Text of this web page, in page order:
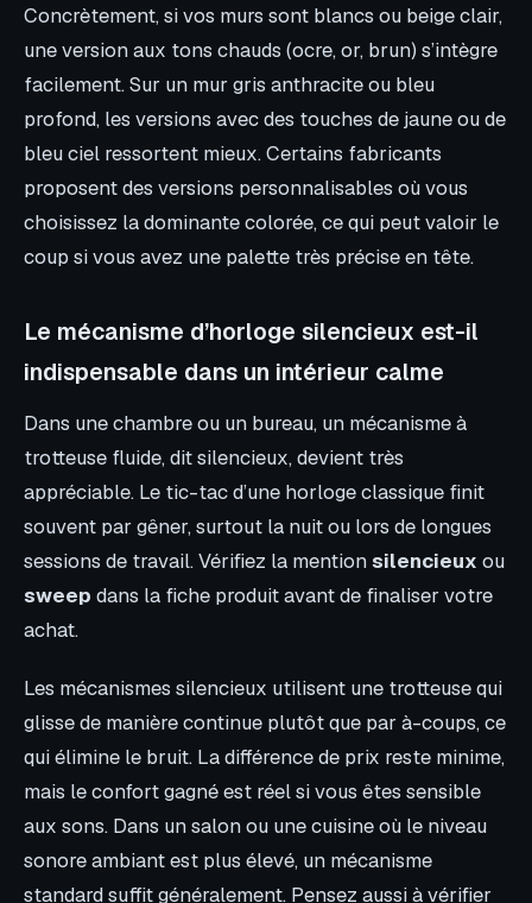
Concrètement, si vos murs sont blancs ou beige clair,
une version aux tons chauds (ocre, or, brun) s’intègre
facilement. Sur un mur gris anthracite ou bleu
profond, les versions avec des touches de jaune ou de
bleu ciel ressortent mieux. Certains fabricants
proposent des versions personnalisables où vous
choisissez la dominante colorée, ce qui peut valoir le
coup si vous avez une palette très précise en tête.
Le mécanisme d’horloge silencieux est-il
indispensable dans un intérieur calme
Dans une chambre ou un bureau, un mécanisme à
trotteuse fluide, dit silencieux, devient très
appréciable. Le tic-tac d’une horloge classique finit
souvent par gêner, surtout la nuit ou lors de longues
sessions de travail. Vérifiez la mentionsilencieux ou
sweep dans la fiche produit avant de finaliser votre
achat.
Les mécanismes silencieux utilisent une trotteuse qui
glisse de manière continue plutôt que par à-coups, ce
qui élimine le bruit. La différence de prix reste minime,
mais le confort gagné est réel si vous êtes sensible
aux sons. Dans un salon ou une cuisine où le niveau
sonore ambiant est plus élevé, un mécanisme
standard suffit généralement. Pensez aussi à vérifier